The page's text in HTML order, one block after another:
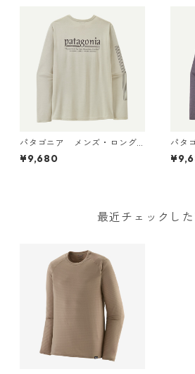
パタゴニア メンズ・ロング
スリーブ・キャプリーン・ク
ール・デイリー・シャツ（ハ
¥9,680
パタ
スリ
ール
最近チェックし